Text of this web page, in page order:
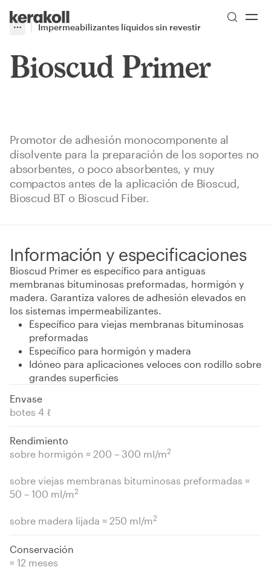
Go to Homepage
More
Toggle menu
Impermeabilizantes líquidos sin revestir
Bioscud Primer
Promotor de adhesión monocomponente al
disolvente para la preparación de los soportes no
absorbentes, o poco absorbentes, y muy
compactos antes de la aplicación de Bioscud,
Bioscud BT o Bioscud Fiber.
Información y especificaciones
Bioscud Primer es específico para antiguas
membranas bituminosas preformadas, hormigón y
madera. Garantiza valores de adhesión elevados en
los sistemas impermeabilizantes.
Específico para viejas membranas bituminosas
preformadas
Específico para hormigón y madera
Idóneo para aplicaciones veloces con rodillo sobre
grandes superficies
Envase
botes 4 ℓ
Rendimiento
sobre hormigón ≈ 200 – 300 ml/m2
sobre viejas membranas bituminosas preformadas ≈
50 – 100 ml/m2
sobre madera lijada ≈ 250 ml/m2
Conservación
≈ 12 meses